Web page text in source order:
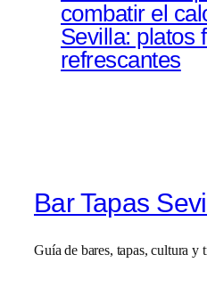
combatir el
Sevilla: platos
refrescantes
Bar Tapas
Guía de bares, tapas, cultura y